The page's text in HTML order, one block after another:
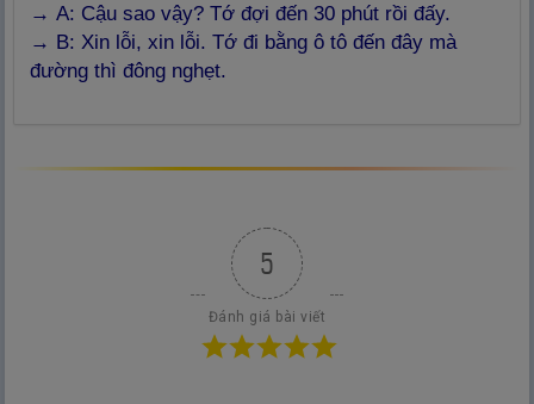
→ A: Cậu sao vậy? Tớ đợi đến 30 phút rồi đấy.
→ B: Xin lỗi, xin lỗi. Tớ đi bằng ô tô đến đây mà
đường thì đông nghẹt.
5
Đánh giá bài viết